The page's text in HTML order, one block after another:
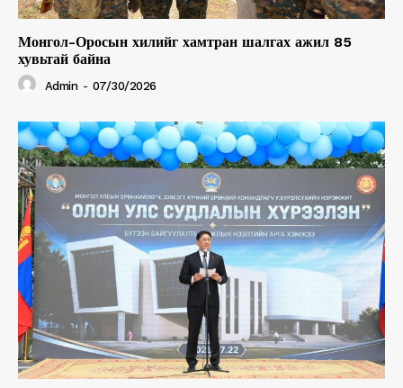
Монгол-Оросын хилийг хамтран шалгах ажил 85
хувьтай байна
Admin - 07/30/2026